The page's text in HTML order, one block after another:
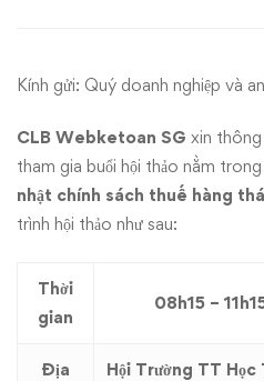
thuế
kỳ
32
ngày
24/05/2014
Kính gửi: Quý doanh nghiệp và
CLB Webketoan SG xin
tham gia buổi hội thảo nằm trong
nhật chính sách thuế hàng
trình hội thảo như sau:
Thời
gian
08h15 –
Địa
Hội Trường TT